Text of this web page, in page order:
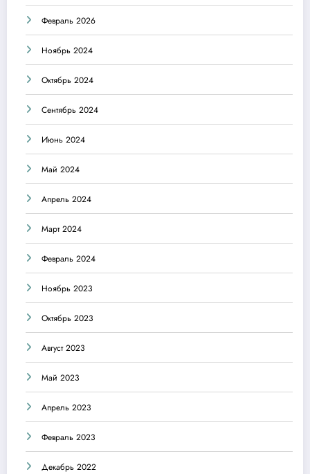
Февраль 2026
Ноябрь 2024
Октябрь 2024
Сентябрь 2024
Июнь 2024
Май 2024
Апрель 2024
Март 2024
Февраль 2024
Ноябрь 2023
Октябрь 2023
Август 2023
Май 2023
Апрель 2023
Февраль 2023
Декабрь 2022